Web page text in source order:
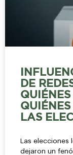
DE
QUIÉNES
LAS
Las elecciones
dejaron un